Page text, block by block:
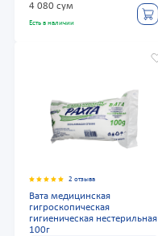
4 080 сум
Есть в наличии
2 отзыва
Вата медицинская
гигроскопическая
гигиеническая нестерильная
100г